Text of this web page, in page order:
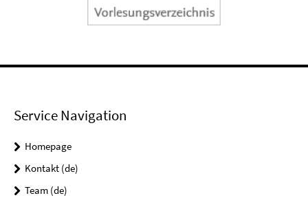
Service Navigation
Homepage
Kontakt (de)
Team (de)